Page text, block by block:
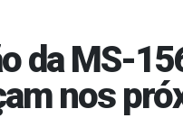
da MS-
nos